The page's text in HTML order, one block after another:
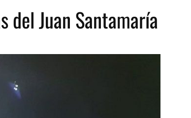
del Juan Santamaría